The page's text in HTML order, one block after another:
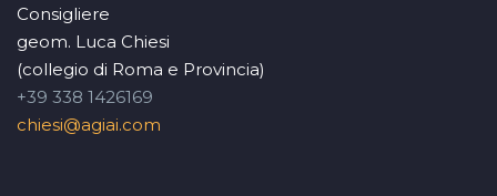
Consigliere
geom. Luca Chiesi
(collegio di Roma e Provincia)
+39 338 1426169
chiesi@agiai.com